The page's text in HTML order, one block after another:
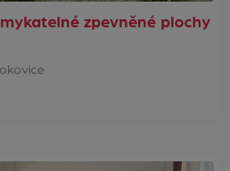
zpevněné plochy